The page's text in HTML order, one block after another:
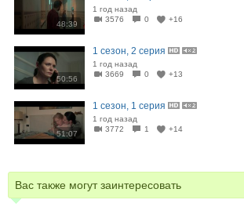
48:39
1 год назад
3576
0 +16
50:56
1 сезон, 2 серия
1 год назад
3669
0 +13
51:07
1 сезон, 1 серия
1 год назад
3772
1 +14
Вас также могут заинтересовать